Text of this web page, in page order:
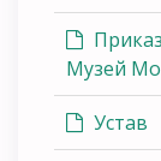
Музей
Устав